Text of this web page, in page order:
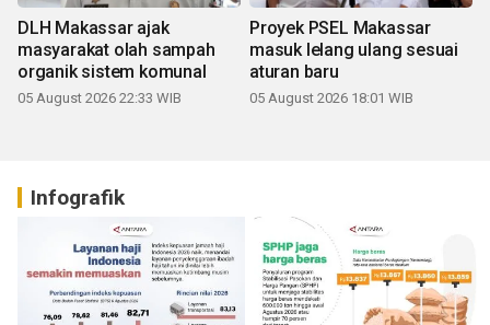
DLH Makassar ajak
masyarakat olah sampah
organik sistem komunal
05 August 2026 22:33 WIB
Proyek PSEL Makassar
masuk lelang ulang sesuai
aturan baru
05 August 2026 18:01 WIB
Infografik